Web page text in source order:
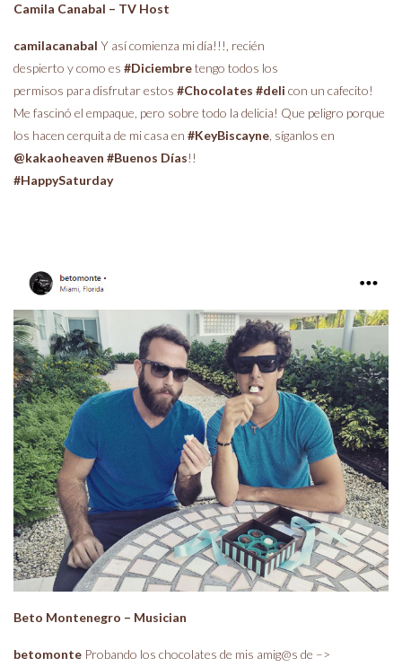
Camila Canabal – TV Host
camilacanabal Y así comienza mi día!!!, recién
despierto y como es #Diciembretengo todos los
permisos para disfrutar estos #Chocolates #deli con un cafecito!
Me fascinó el empaque, pero sobre todo la delicia! Que peligro porque
los hacen cerquita de mi casa en #KeyBiscayne , síganlos en
@kakaoheaven #Buenos Días!!
#HappySaturday
Beto Montenegro – Musician
betomonte Probando los chocolates de mis amig@s de –>